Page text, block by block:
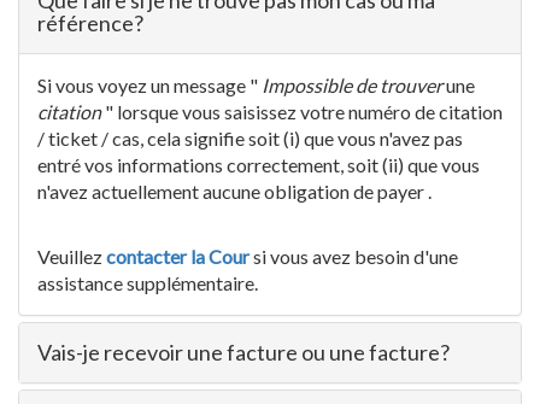
référence?
Si vous voyez un message " Impossible de trouverune
citation" lorsque vous saisissez votre numéro de citation
/ ticket / cas, cela signifie soit (i) que vous n'avez pas
entré vos informations correctement, soit (ii) que vous
n'avez actuellement aucune obligation de payer .
Veuillezcontacter la Coursi vous avez besoin d'une
assistance supplémentaire.
Vais-je recevoir une facture ou une facture?